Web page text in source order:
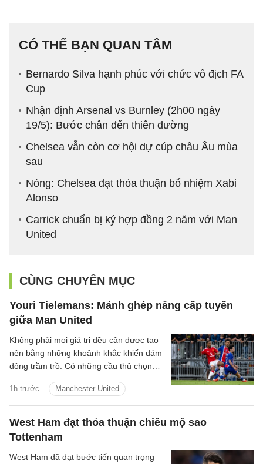
CÓ THỂ BẠN QUAN TÂM
Bernardo Silva hạnh phúc với chức vô địch FA
Cup
Nhận định Arsenal vs Burnley (2h00 ngày
19/5): Bước chân đến thiên đường
Chelsea vẫn còn cơ hội dự cúp châu Âu mùa
sau
Nóng: Chelsea đạt thỏa thuận bổ nhiệm Xabi
Alonso
Carrick chuẩn bị ký hợp đồng 2 năm với Man
United
CÙNG CHUYÊN MỤC
Youri Tielemans: Mảnh ghép nâng cấp tuyến
giữa Man United
1h trước Manchester United
Không phải mọi giá trị đều cần được tạo
nên bằng những khoảnh khắc khiến đám
đông trầm trồ. Có những cầu thủ chọn
một pha xoay người đúng lúc, một đường
chuyền tưởng như giản đơn nhưng mở ra
cả khoảng trời phía trước. Youri
Tielemans là kiểu tiền vệ như thế.
West Ham đạt thỏa thuận chiêu mộ sao
Tottenham
West Ham đã đạt bước tiến quan trọng